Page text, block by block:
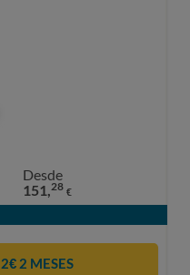
Desde
151,28 €
2 MESES